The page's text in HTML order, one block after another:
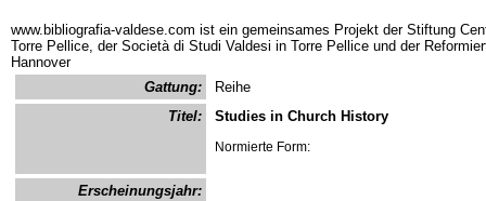
www.bibliografia-valdese.com ist ein gemeinsames Projekt der Stiftung
Torre Pellice, der Società di Studi Valdesi in Torre Pellice und der
Hannover
Gattung:
Reihe
Titel:
Studies in Church History
Normierte Form:
Erscheinungsjahr: